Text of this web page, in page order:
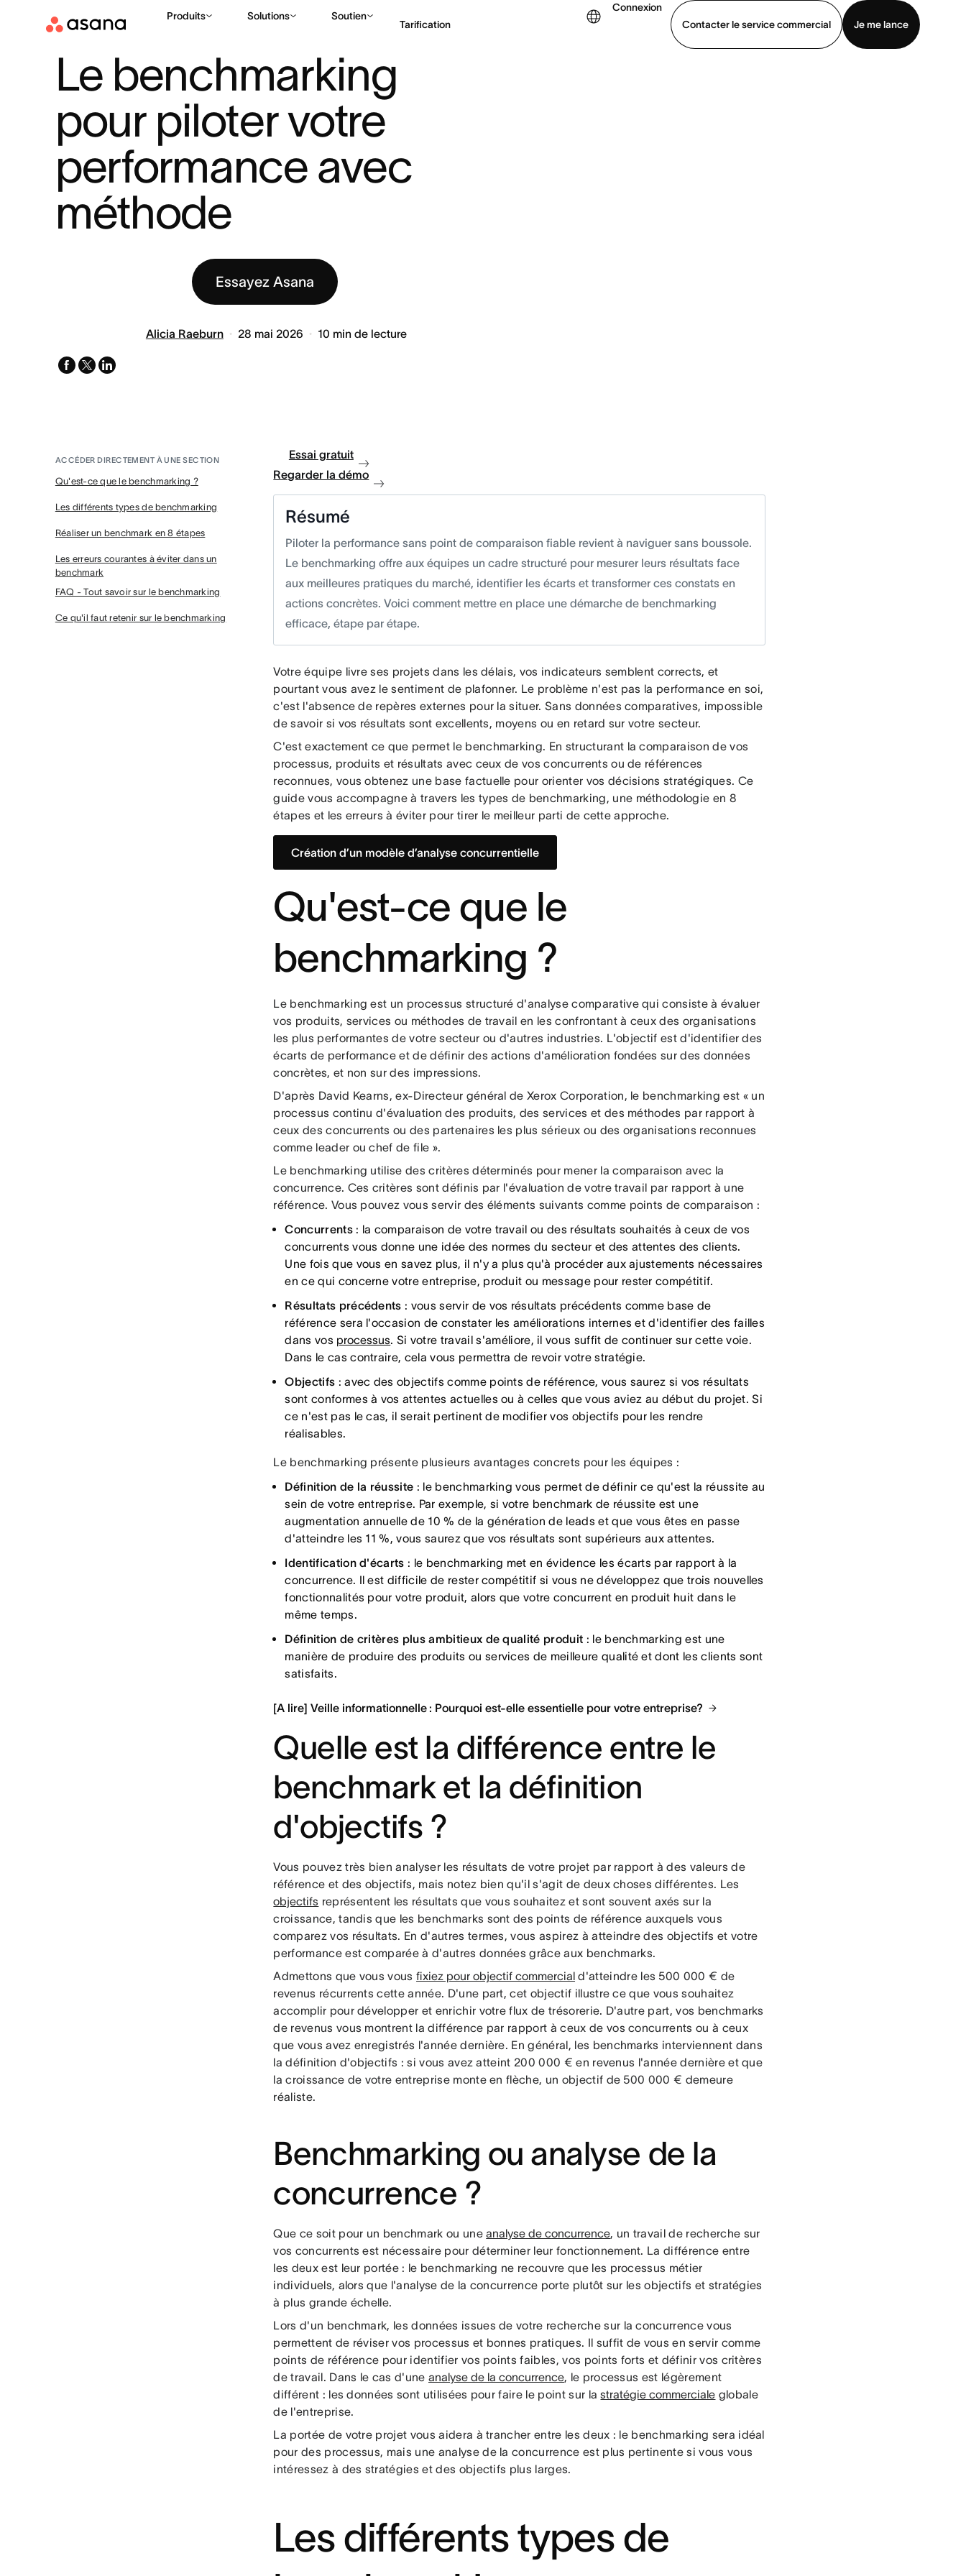
Produits Solutions Soutien
Tarification
Connexion
Contacter le service commercial
Je me lance
Le benchmarking
pour piloter votre
performance avec
méthode
Essayez Asana
Alicia Raeburn 28 mai 2026 10 min de lecture
facebook
x-
linkedin
ACCÉDER DIRECTEMENT À UNE SECTION
Qu'est-ce que le benchmarking ?
Les différents types de benchmarking
Réaliser un benchmark en 8 étapes
Les erreurs courantes à éviter dans un
benchmark
FAQ - Tout savoir sur le benchmarking
Ce qu'il faut retenir sur le benchmarking
Essai gratuit
Regarder la démo
Résumé
Piloter la performance sans point de comparaison fiable revient à naviguer sans boussole.
Le benchmarking offre aux équipes un cadre structuré pour mesurer leurs résultats face
aux meilleures pratiques du marché, identifier les écarts et transformer ces constats en
actions concrètes. Voici comment mettre en place une démarche de benchmarking
efficace, étape par étape.
Votre équipe livre ses projets dans les délais, vos indicateurs semblent corrects, et
pourtant vous avez le sentiment de plafonner. Le problème n'est pas la performance en soi,
c'est l'absence de repères externes pour la situer. Sans données comparatives, impossible
de savoir si vos résultats sont excellents, moyens ou en retard sur votre secteur.
C'est exactement ce que permet le benchmarking. En structurant la comparaison de vos
processus, produits et résultats avec ceux de vos concurrents ou de références
reconnues, vous obtenez une base factuelle pour orienter vos décisions stratégiques. Ce
guide vous accompagne à travers les types de benchmarking, une méthodologie en 8
étapes et les erreurs à éviter pour tirer le meilleur parti de cette approche.
Création d’un modèle d’analyse concurrentielle
Qu'est-ce que le
benchmarking ?
Le benchmarking est un processus structuré d'analyse comparative qui consiste à évaluer
vos produits, services ou méthodes de travail en les confrontant à ceux des organisations
les plus performantes de votre secteur ou d'autres industries. L'objectif est d'identifier des
écarts de performance et de définir des actions d'amélioration fondées sur des données
concrètes, et non sur des impressions.
D'après David Kearns, ex-Directeur général de Xerox Corporation, le benchmarking est « un
processus continu d'évaluation des produits, des services et des méthodes par rapport à
ceux des concurrents ou des partenaires les plus sérieux ou des organisations reconnues
comme leader ou chef de file ».
Le benchmarking utilise des critères déterminés pour mener la comparaison avec la
concurrence. Ces critères sont définis par l'évaluation de votre travail par rapport à une
référence. Vous pouvez vous servir des éléments suivants comme points de comparaison :
Concurrents: la comparaison de votre travail ou des résultats souhaités à ceux de vos
concurrents vous donne une idée des normes du secteur et des attentes des clients.
Une fois que vous en savez plus, il n'y a plus qu'à procéder aux ajustements nécessaires
en ce qui concerne votre entreprise, produit ou message pour rester compétitif.
Résultats précédents : vous servir de vos résultats précédents comme base de
référence sera l'occasion de constater les améliorations internes et d'identifier des failles
dans vos processus. Si votre travail s'améliore, il vous suffit de continuer sur cette voie.
Dans le cas contraire, cela vous permettra de revoir votre stratégie.
Objectifs : avec des objectifs comme points de référence, vous saurez si vos résultats
sont conformes à vos attentes actuelles ou à celles que vous aviez au début du projet. Si
ce n'est pas le cas, il serait pertinent de modifier vos objectifs pour les rendre
réalisables.
Le benchmarking présente plusieurs avantages concrets pour les équipes :
Définition de la réussite : le benchmarking vous permet de définir ce qu'est la réussite au
sein de votre entreprise. Par exemple, si votre benchmark de réussite est une
augmentation annuelle de 10 % de la génération de leads et que vous êtes en passe
d'atteindre les 11 %, vous saurez que vos résultats sont supérieurs aux attentes.
Identification d'écarts : le benchmarking met en évidence les écarts par rapport à la
concurrence. Il est difficile de rester compétitif si vous ne développez que trois nouvelles
fonctionnalités pour votre produit, alors que votre concurrent en produit huit dans le
même temps.
Définition de critères plus ambitieux de qualité produit : le benchmarking est une
manière de produire des produits ou services de meilleure qualité et dont les clients sont
satisfaits.
[A lire] Veille informationnelle : Pourquoi est-elle essentielle pour votre entreprise?
Quelle est la différence entre le
benchmark et la définition
d'objectifs ?
Vous pouvez très bien analyser les résultats de votre projet par rapport à des valeurs de
référence et des objectifs, mais notez bien qu'il s'agit de deux choses différentes. Les
objectifs représentent les résultats que vous souhaitez et sont souvent axés sur la
croissance, tandis que les benchmarks sont des points de référence auxquels vous
comparez vos résultats. En d'autres termes, vous aspirez à atteindre des objectifs et votre
performance est comparée à d'autres données grâce aux benchmarks.
Admettons que vous vousfixiez pour objectif commercial d'atteindre les 500 000 € de
revenus récurrents cette année. D'une part, cet objectif illustre ce que vous souhaitez
accomplir pour développer et enrichir votre flux de trésorerie. D'autre part, vos benchmarks
de revenus vous montrent la différence par rapport à ceux de vos concurrents ou à ceux
que vous avez enregistrés l'année dernière. En général, les benchmarks interviennent dans
la définition d'objectifs : si vous avez atteint 200 000 € en revenus l'année dernière et que
la croissance de votre entreprise monte en flèche, un objectif de 500 000 € demeure
réaliste.
Benchmarking ou analyse de la
concurrence ?
Que ce soit pour un benchmark ou uneanalyse de concurrence, un travail de recherche sur
vos concurrents est nécessaire pour déterminer leur fonctionnement. La différence entre
les deux est leur portée : le benchmarking ne recouvre que les processus métier
individuels, alors que l'analyse de la concurrence porte plutôt sur les objectifs et stratégies
à plus grande échelle.
Lors d'un benchmark, les données issues de votre recherche sur la concurrence vous
permettent de réviser vos processus et bonnes pratiques. Il suffit de vous en servir comme
points de référence pour identifier vos points faibles, vos points forts et définir vos critères
de travail. Dans le cas d'une analyse de la concurrence, le processus est légèrement
différent : les données sont utilisées pour faire le point sur lastratégie commerciale globale
de l'entreprise.
La portée de votre projet vous aidera à trancher entre les deux : le benchmarking sera idéal
pour des processus, mais une analyse de la concurrence est plus pertinente si vous vous
intéressez à des stratégies et des objectifs plus larges.
Les différents types de